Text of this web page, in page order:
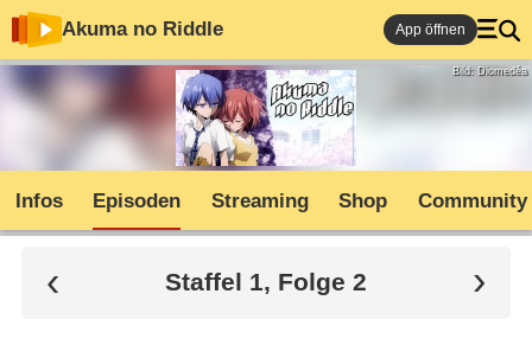
Akuma no Riddle App öffnen
Bild: Diomedéa
Infos Episoden Streaming Shop Community
Staffel 1, Folge 2